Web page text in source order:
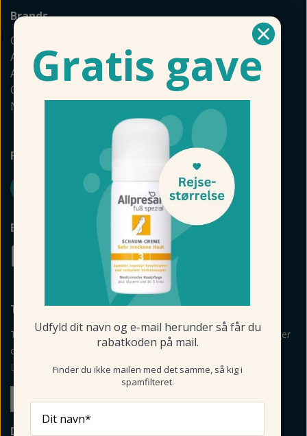
Brands
GEHWOL
Allpresan
Akileine
Camillen
Naturkosmetik
FØLG FODMAGASINET
BETALINGSMULIGHEDER
TILMELD NYHEDSBREV
Tilmeld mig nyheder, vejledning, personlige råd og anbefalinger
om produkter via mail og sms fra Fodmagsinet.dk.
Læs betingelser her>
Tilmeld
DIN SIKKERHED
Gratis gave
Udfyld dit navn og e-mail herunder så får du
rabatkoden på mail.
Finder du ikke mailen med det samme, så kig i
spamfilteret.
Dit navn*